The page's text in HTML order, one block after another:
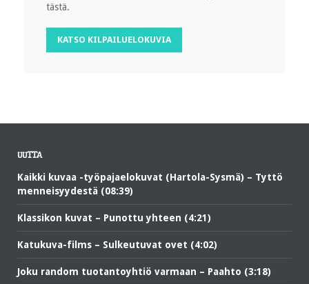
tästä.
KATSO KILPAILUELOKUVIA
UUTTA
Kaikki kuvaa -työpajaelokuvat (Hartola-Sysmä) – Tyttö
menneisyydestä (08:39)
Klassikon kuvat – Punottu yhteen (4:21)
Katukuva-films – Sulkeutuvat ovet (4:02)
Joku random tuotantoyhtiö varmaan – Paahto (3:18)